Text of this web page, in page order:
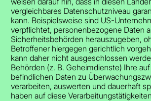
vergleichbares Datenschutzniveau
kann. Beispielsweise sind US-
verpflichtet, personenbezogene Daten
Sicherheitsbehörden herauszugeben,
Betroffener hiergegen gerichtlich
kann daher nicht ausgeschlossen
Behörden (z. B. Geheimdienste) Ihre
befindlichen Daten zu
verarbeiten, auswerten und dauerhaft
haben auf diese